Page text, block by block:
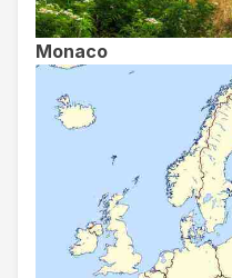
Monaco